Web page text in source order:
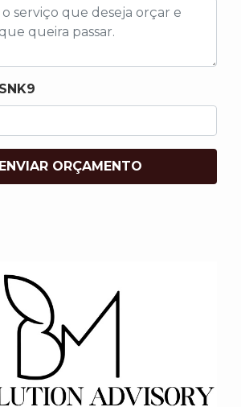
SNK9
ORÇAMENTO